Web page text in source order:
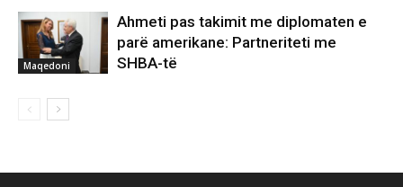
Maqedoni
Ahmeti pas takimit me diplomaten e
parë amerikane: Partneriteti me
SHBA-të